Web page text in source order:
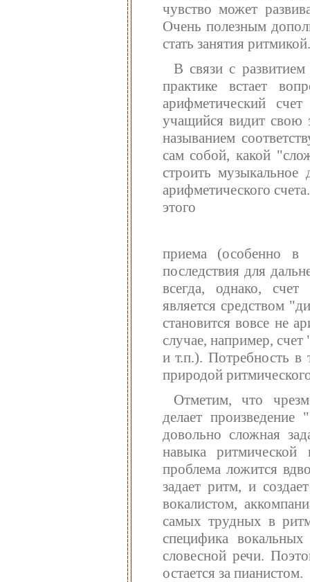
чувство может
Очень полезным
стать занятия ритмикой.
В связи с развитием
практике встает
арифметический
учащийся видит свою
называнием
сам собой, какой
строить
арифметического
этого
приема (особенно в
последствия для
всегда, однако,
является средством
становится вовсе не
случае, например,
и т.п.). Потребность в
природой
Отметим, что
делает
довольно сложная
навыка ритмической
проблема ложится
задает ритм, и
вокалистом,
самых трудных в
специфика
словесной речи.
остается за пианистом.